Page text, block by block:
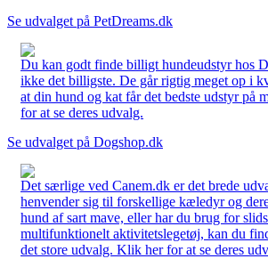
Se udvalget på PetDreams.dk
Du kan godt finde billigt hundeudstyr hos
ikke det billigste. De går rigtig meget op i
at din hund og kat får det bedste udstyr på
for at se deres udvalg.
Se udvalget på Dogshop.dk
Det særlige ved Canem.dk er det brede
henvender sig til forskellige kæledyr og
hund af sart mave, eller har du brug for
multifunktionelt aktivitetslegetøj, kan du
det store udvalg. Klik her for at se deres